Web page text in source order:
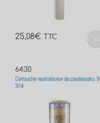
25,08€ TTC
6430
Cartouche neutraliseur de condensats 9
3/4